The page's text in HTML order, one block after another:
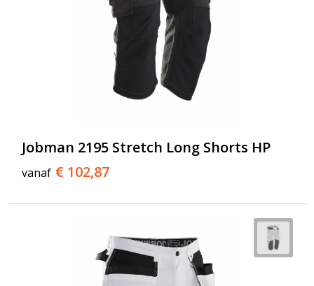
Jobman 2195 Stretch Long Shorts HP
vanaf € 102,87